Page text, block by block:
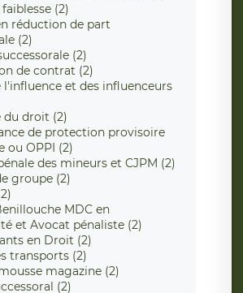
(2)
réduction de part
(2)
(2)
de contrat (2)
et des influenceurs
du droit (2)
de protection provisoire
ou OPPI (2)
des mineurs et CJPM (2)
groupe (2)
MDC en
et Avocat pénaliste (2)
en Droit (2)
transports (2)
magazine (2)
(2)